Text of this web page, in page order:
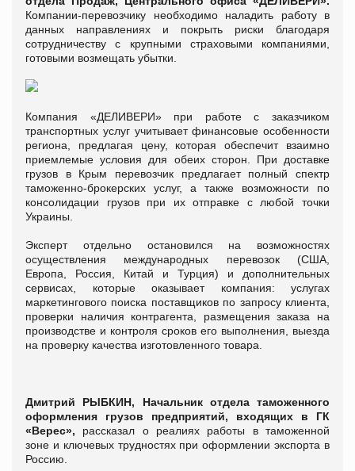
Компании-перевозчику необходимо наладить работу в
данных направлениях и покрыть риски благодаря
сотрудничеству с крупными страховыми компаниями,
готовыми возмещать убытки.
Компания «ДЕЛИВЕРИ» при работе с заказчиком
транспортных услуг учитывает финансовые особенности
региона, предлагая цену, которая обеспечит взаимно
приемлемые условия для обеих сторон. При доставке
грузов в Крым перевозчик предлагает полный спектр
таможенно-брокерских услуг, а также возможности по
консолидации грузов при их отправке с любой точки
Украины.
Эксперт отдельно остановился на возможностях
осуществления международных перевозок (США,
Европа, Россия, Китай и Турция) и дополнительных
сервисах, которые оказывает компания: услугах
маркетингового поиска поставщиков по запросу клиента,
проверки наличия контрагента, размещения заказа на
производстве и контроля сроков его выполнения, выезда
на проверку качества изготовленного товара.
Дмитрий РЫБКИН, Начальник отдела таможенного
оформления грузов предприятий, входящих в ГК
«Верес», рассказал о реалиях работы в таможенной
зоне и ключевых трудностях при оформлении экспорта в
Россию.